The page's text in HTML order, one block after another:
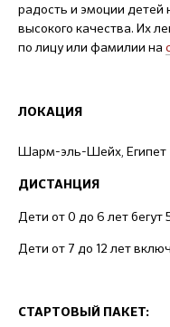
радость и эмоции детей
высокого качества. Их
по лицу или фамилии на
ЛОКАЦИЯ
Шарм-эль-Шейх, Египет
ДИСТАНЦИЯ
Дети от 0 до 6 лет бегут
Дети от 7 до 12 лет
СТАРТОВЫЙ ПАКЕТ: